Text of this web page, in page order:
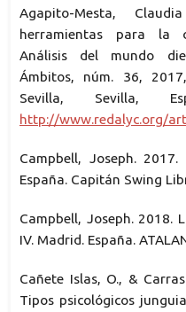
Agapito-Mesta,
herramientas para la
Análisis del mundo
Ámbitos, núm. 36,
Sevilla, Sevilla,
http://www.redalyc.org/
Campbell, Joseph.
España. Capitán Swing
Campbell, Joseph. 2018.
IV. Madrid. España.
Cañete Islas, O., &
Tipos psicológicos